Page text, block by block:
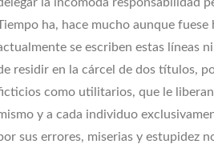
ha, hace mucho aunque fuese
se escriben estas líneas
residir en la cárcel de dos títulos,
como utilitarios, que le liberan
y a cada individuo
sus errores, miserias y estupidez